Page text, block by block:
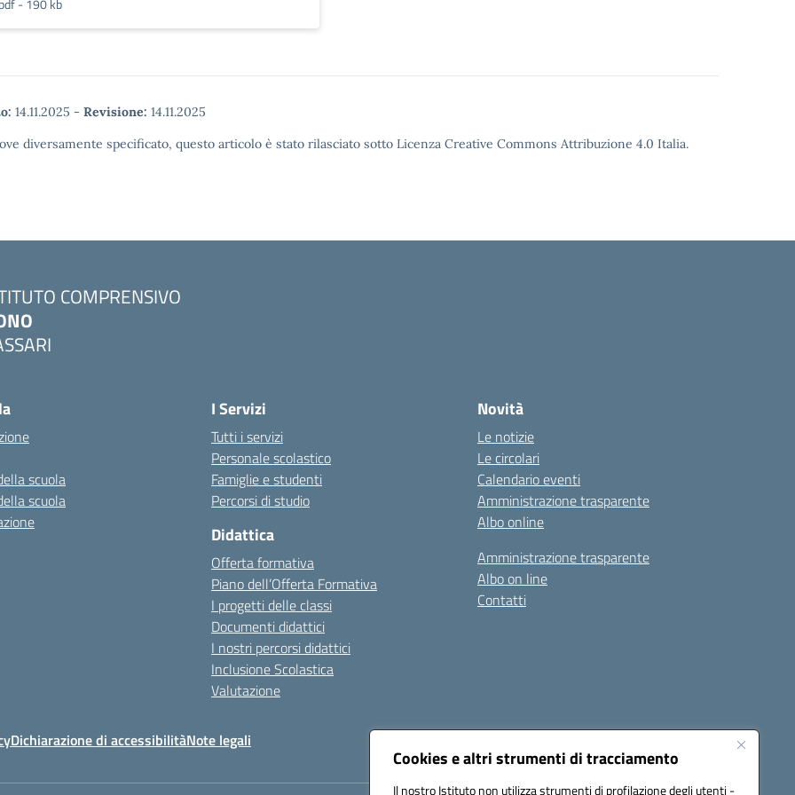
Cookies e altri strumenti di tracciamento
Il nostro Istituto non utilizza strumenti di profilazione degli utenti -
- 190 kb
14.11.2025 - Revisione: 14.11.2025
diversamente specificato, questo articolo è stato rilasciato sotto Licenza Creative Commons Attribuzione 4.0 Italia.
COMPRENSIVO
scuola
scuola
I Servizi
Tutti i servizi
Personale scolastico
Famiglie e studenti
Percorsi di studio
Didattica
Offerta formativa
Piano dell’Offerta Formativa
I progetti delle classi
Documenti didattici
I nostri percorsi didattici
Inclusione Scolastica
Valutazione
Novità
Le notizie
Le circolari
Calendario eventi
Amministrazione trasparente
Albo online
Amministrazione trasparente
Albo on line
Contatti
Dichiarazione di accessibilitàNote legali